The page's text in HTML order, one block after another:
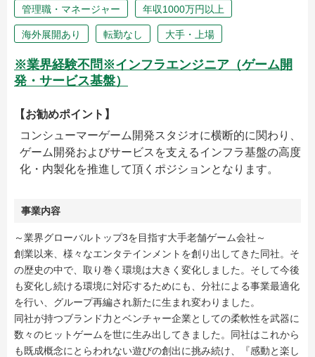
管理職・マネージャー 年収1000万円以上
海外展開あり 転勤なし 大手・上場
※業界経験不問※インフラエンジニア（ゲーム開
発・サービス基盤）
【お勧めポイント】
コンシューマーゲーム開発スタジオに横断的に関わり、
ゲーム開発およびサービスを支えるインフラ基盤の高度
化・内製化を推進して頂くポジションとなります。
事業内容
～業界グローバルトップ3を目指す大手老舗ゲーム会社～
創業以来、様々なエンタテインメントを創り出してきた同社。そ
の歴史の中で、取り巻く環境は大きく変化しました。そして今後
も変化し続ける環境に対応するためにも、分社による事業最適化
を行い、グループ再編され新たに生まれ変わりました。
同社が持つブランド力とベンチャー企業としての柔軟性を武器に
数々のヒットゲームを世に生み出してきました。同社はこれから
も既成概念にとらわれない遊びの創出に挑み続け、『感動と楽し